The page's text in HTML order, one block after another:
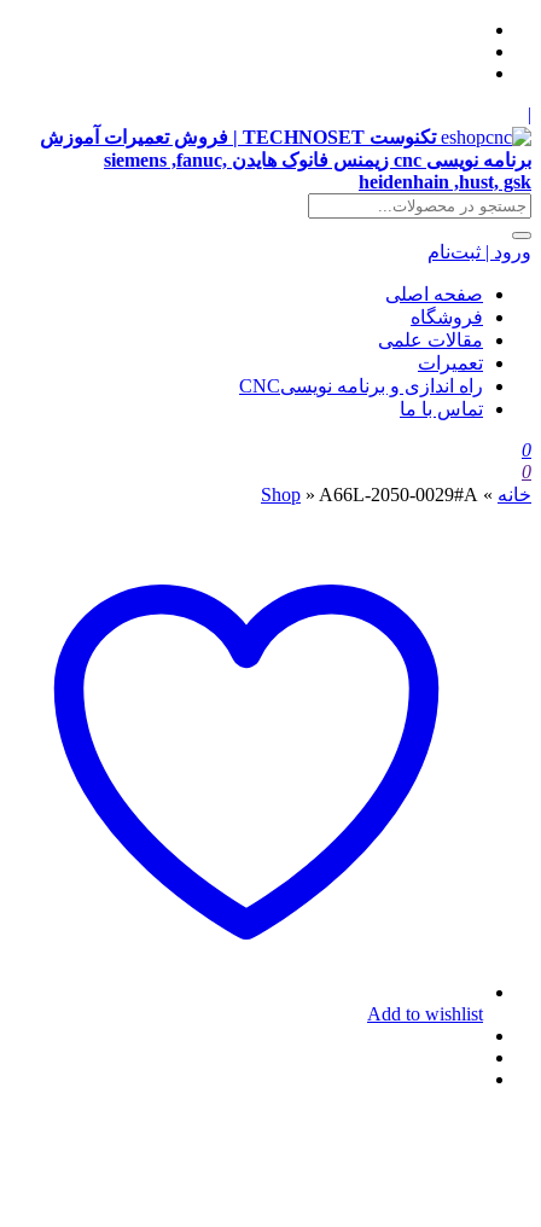
|
تکنوست TECHNOSET | فروش تعمیرات آموزش
برنامه نویسی cnc زیمنس فانوک هایدن siemens ,fanuc,
heidenhain ,hust, gsk
ورود | ثبت‌نام
صفحه اصلی
فروشگاه
مقالات علمی
تعمیرات
راه اندازی و برنامه نویسیCNC
تماس با ما
0
0
خانه »
Shop » A66L-2050-0029#A
Add to wishlist